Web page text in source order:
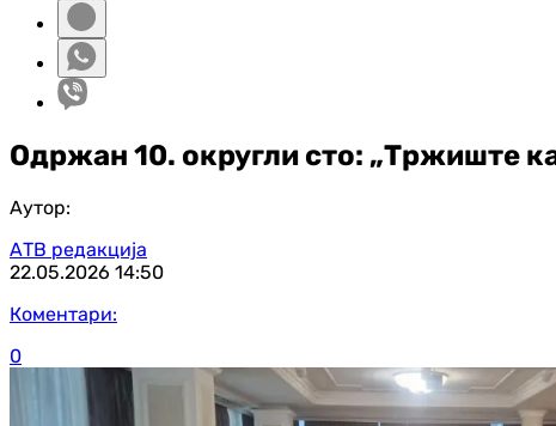
Одржан 10. округли сто: „Тржиште
Аутор:
АТВ редакција
22.05.2026 14:50
Коментари:
0